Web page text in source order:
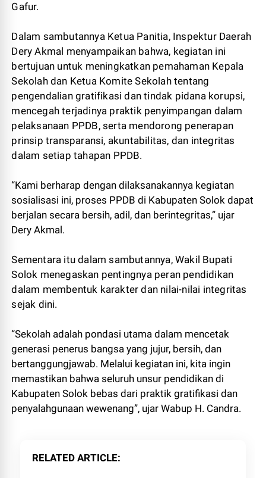
Gafur.
Dalam sambutannya Ketua Panitia, Inspektur Daerah
Dery Akmal menyampaikan bahwa, kegiatan ini
bertujuan untuk meningkatkan pemahaman Kepala
Sekolah dan Ketua Komite Sekolah tentang
pengendalian gratifikasi dan tindak pidana korupsi,
mencegah terjadinya praktik penyimpangan dalam
pelaksanaan PPDB, serta mendorong penerapan
prinsip transparansi, akuntabilitas, dan integritas
dalam setiap tahapan PPDB.
“Kami berharap dengan dilaksanakannya kegiatan
sosialisasi ini, proses PPDB di Kabupaten Solok dapat
berjalan secara bersih, adil, dan berintegritas,” ujar
Dery Akmal.
Sementara itu dalam sambutannya, Wakil Bupati
Solok menegaskan pentingnya peran pendidikan
dalam membentuk karakter dan nilai-nilai integritas
sejak dini.
“Sekolah adalah pondasi utama dalam mencetak
generasi penerus bangsa yang jujur, bersih, dan
bertanggungjawab. Melalui kegiatan ini, kita ingin
memastikan bahwa seluruh unsur pendidikan di
Kabupaten Solok bebas dari praktik gratifikasi dan
penyalahgunaan wewenang”, ujar Wabup H. Candra.
RELATED ARTICLE